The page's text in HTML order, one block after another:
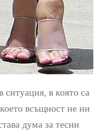
ситуация, в която са
всъщност не ни
дума за тесни